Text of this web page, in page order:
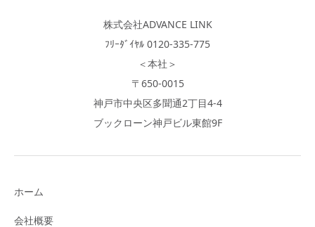
株式会社ADVANCE LINK
ﾌﾘｰﾀﾞｲﾔﾙ 0120-335-775
＜本社＞
〒650-0015
神戸市中央区多聞通2丁目4-4
ブックローン神戸ビル東館9F
ホーム
会社概要